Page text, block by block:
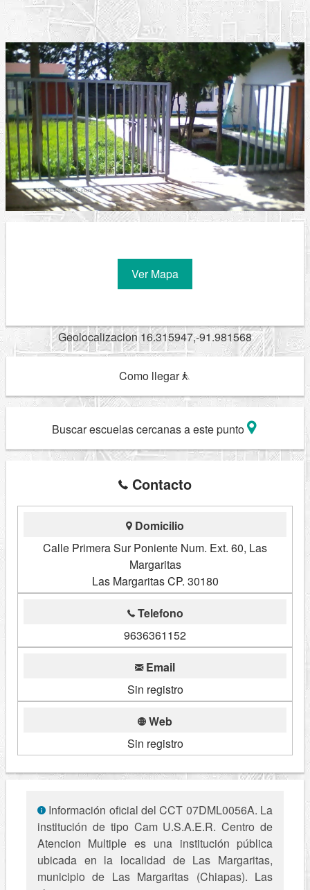
Ver Mapa
Geolocalizacion 16.315947,-91.981568
Como llegar
Buscar escuelas cercanas a este punto
Contacto
Domicilio
Calle Primera Sur Poniente Num. Ext. 60, Las
Margaritas
Las Margaritas CP. 30180
Telefono
9636361152
Email
Sin registro
Web
Sin registro
Información oficial del CCT 07DML0056A. La
institución de tipo Cam U.S.A.E.R. Centro de
Atencion Multiple es una institución pública
ubicada en la localidad de Las Margaritas,
municipio de Las Margaritas (Chiapas). Las